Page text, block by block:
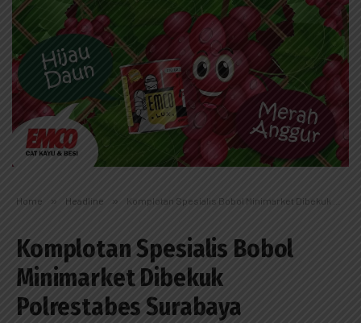
Home » Headline » Komplotan Spesialis Bobol Minimarket Dibekuk Polrestabes Surabaya
Komplotan Spesialis Bobol
Minimarket Dibekuk
Polrestabes Surabaya